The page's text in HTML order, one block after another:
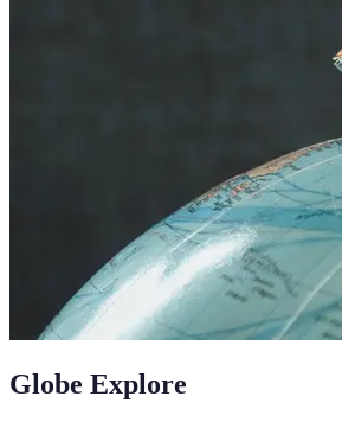
Globe Explore